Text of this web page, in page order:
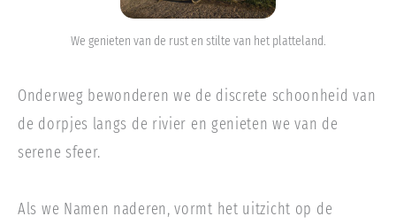
We genieten van de rust en stilte van het platteland.
Onderweg bewonderen we de discrete schoonheid van
de dorpjes langs de rivier en genieten we van de
serene sfeer.
Als we Namen naderen, vormt het uitzicht op de